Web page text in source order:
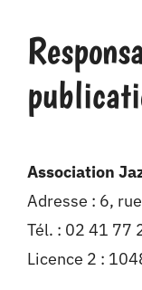
Association
Adresse : 6,
Tél. : 02 41 77
Licence 2 :